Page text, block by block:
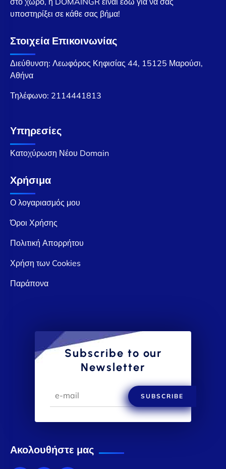
υποστηρίξει σε κάθε σας βήμα!
Στοιχεία Επικοινωνίας
Διεύθυνση: Λεωφόρος Κηφισίας 44, 15125 Μαρούσι,
Αθήνα
Τηλέφωνο: 2114441813
Υπηρεσίες
Κατοχύρωση Νέου Domain
Χρήσιμα
Ο λογαριασμός μου
Όροι Χρήσης
Πολιτική Απορρήτου
Χρήση των Cookies
Παράπονα
Subscribe to our
Newsletter
SUBSCRIBE
Ακολουθήστε μας